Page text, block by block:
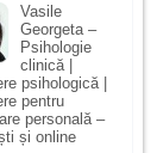
Vasile
Georgeta –
Psihologie
clinică |
psihologică |
pentru
personală –
și online